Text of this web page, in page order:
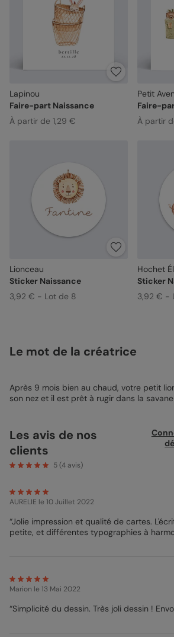
Lapinou
Faire-part Naissance
À partir de 1,29 €
Petit
Faire-
À partir
Lionceau
Sticker Naissance
3,92 € - Lot de 8
Hochet
Sticker
3,92 € -
Le mot de la créatrice
Après 9 mois bien au chaud, votre petit
son nez et il est prêt à rugir dans la
naissance du nouveau roi des animaux !
première de couverture fera sans aucun
entourage ! La touche en plus est que
Naissance est 100% personnalisable, vous
votre bonheur. Le choix des détails vous
pour l’option coins arrondis pour plus
douceur, choisissez la calligraphie de votre
couleur du faire-part, ajoutez y des
parler votre créativité et votre imagination.
épuré et subtil, alors laissez-vous tenter !
pas, chez Popcarte, nous savons que vous
imprimons et expédions votre Faire-part
Les avis de nos
clients
5(4 avis)
AURELIE le 10 Juillet 2022
“Jolie impression et qualité de cartes.
petite, et différentes typographies à
Marion le 13 Mai 2022
“Simplicité du dessin. Très joli dessin !